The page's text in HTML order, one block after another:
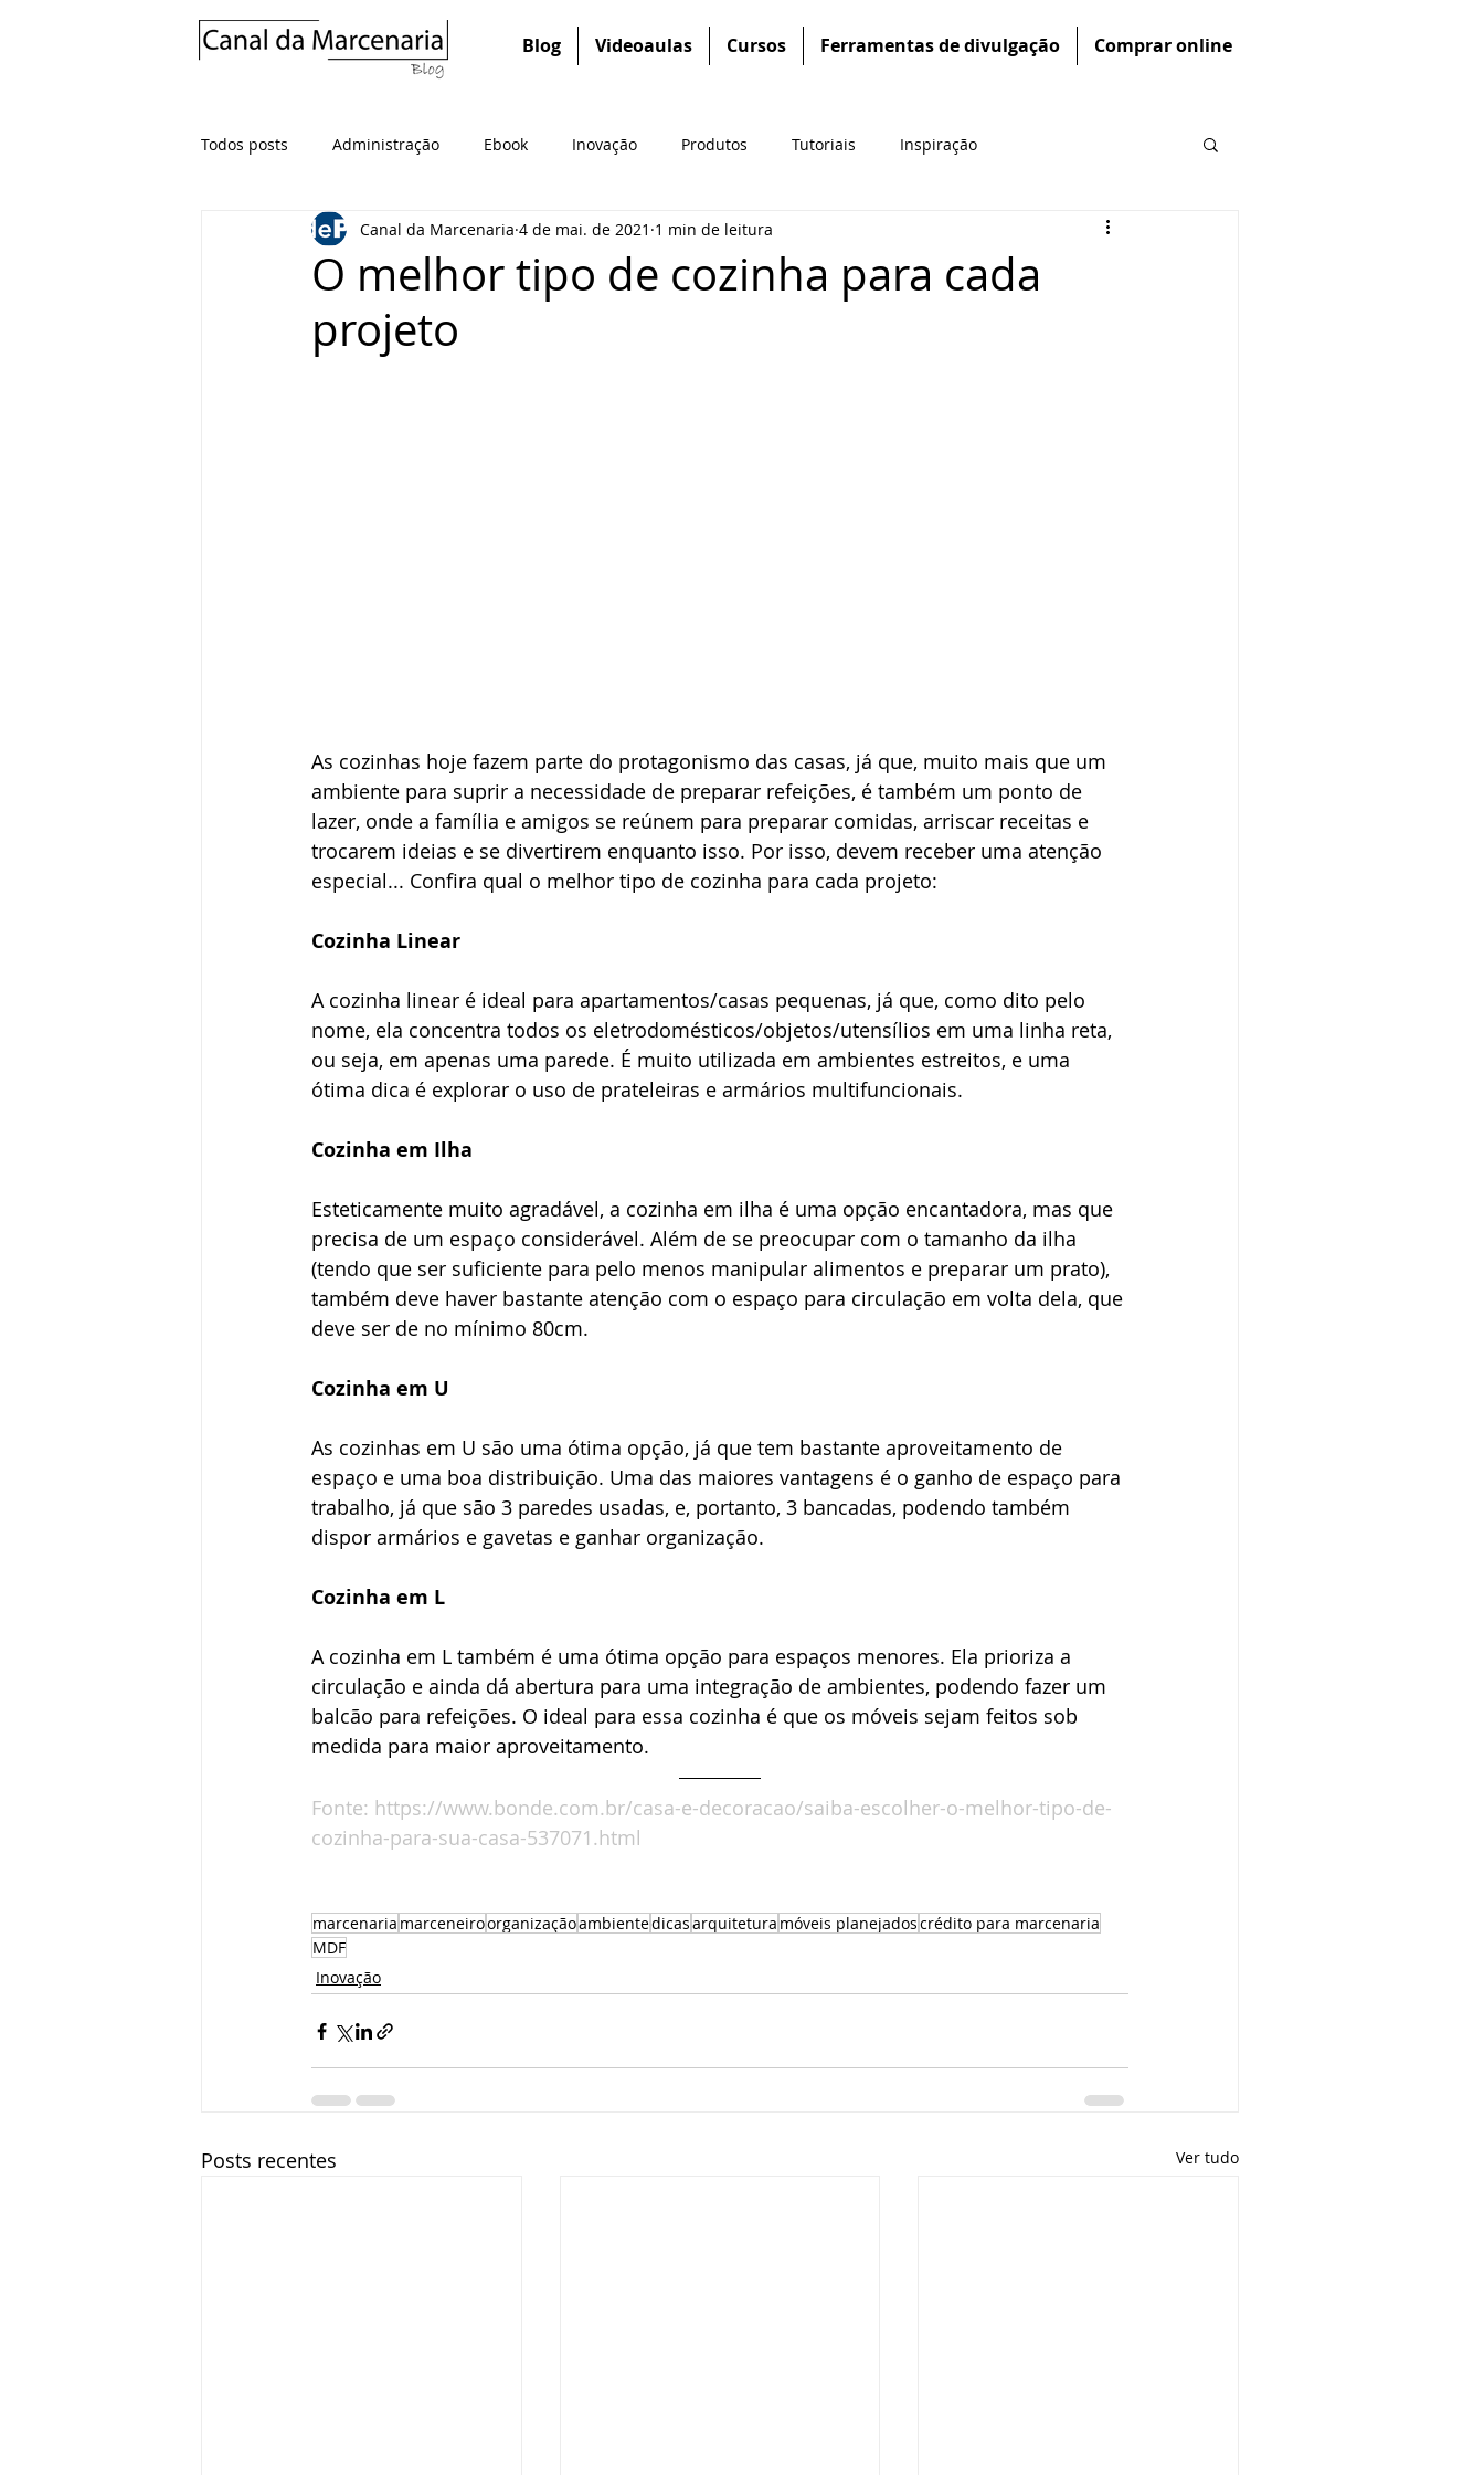
Blog Videoaulas Cursos Ferramentas de divulgação Comprar online
Todos posts Administração Ebook Inovação Produtos Tutoriais Inspiração
O melhor tipo de cozinha para cada
projeto
Canal da Marcenaria 4 de mai. de 2021 1 min de leitura
As cozinhas hoje fazem parte do protagonismo das casas, já que, muito mais que um
ambiente para suprir a necessidade de preparar refeições, é também um ponto de
lazer, onde a família e amigos se reúnem para preparar comidas, arriscar receitas e
trocarem ideias e se divertirem enquanto isso. Por isso, devem receber uma atenção
especial... Confira qual o melhor tipo de cozinha para cada projeto:
Cozinha Linear
A cozinha linear é ideal para apartamentos/casas pequenas, já que, como dito pelo
nome, ela concentra todos os eletrodomésticos/objetos/utensílios em uma linha reta,
ou seja, em apenas uma parede. É muito utilizada em ambientes estreitos, e uma
ótima dica é explorar o uso de prateleiras e armários multifuncionais.
Cozinha em Ilha
Esteticamente muito agradável, a cozinha em ilha é uma opção encantadora, mas que
precisa de um espaço considerável. Além de se preocupar com o tamanho da ilha
(tendo que ser suficiente para pelo menos manipular alimentos e preparar um prato),
também deve haver bastante atenção com o espaço para circulação em volta dela, que
deve ser de no mínimo 80cm.
Cozinha em U
As cozinhas em U são uma ótima opção, já que tem bastante aproveitamento de
espaço e uma boa distribuição. Uma das maiores vantagens é o ganho de espaço para
trabalho, já que são 3 paredes usadas, e, portanto, 3 bancadas, podendo também
dispor armários e gavetas e ganhar organização.
Cozinha em L
A cozinha em L também é uma ótima opção para espaços menores. Ela prioriza a
circulação e ainda dá abertura para uma integração de ambientes, podendo fazer um
balcão para refeições. O ideal para essa cozinha é que os móveis sejam feitos sob
medida para maior aproveitamento.
Fonte: https://www.bonde.com.br/casa-e-decoracao/saiba-escolher-o-melhor-tipo-de-
cozinha-para-sua-casa-537071.html
marcenaria marceneiroorganizaçãoambientedicasarquitetura móveis planejadoscrédito para marcenaria
MDF
Inovação
Posts recentes Ver tudo